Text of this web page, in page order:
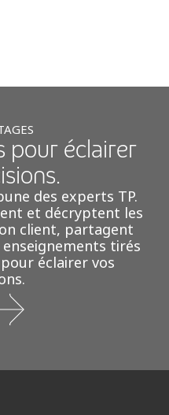
pour éclairer
des experts TP.
et décryptent les
client, partagent
tirés
éclairer vos